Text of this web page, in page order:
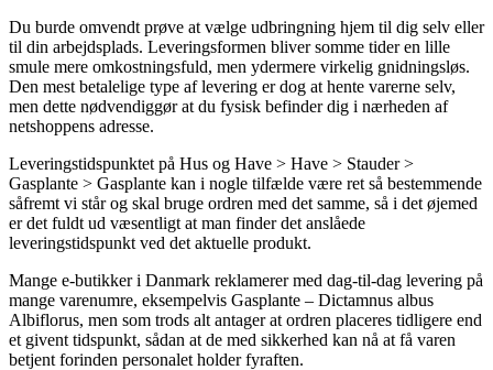
Du burde omvendt prøve at vælge udbringning hjem til dig selv eller
til din arbejdsplads. Leveringsformen bliver somme tider en lille
smule mere omkostningsfuld, men ydermere virkelig gnidningsløs.
Den mest betalelige type af levering er dog at hente varerne selv,
men dette nødvendiggør at du fysisk befinder dig i nærheden af
netshoppens adresse.
Leveringstidspunktet på Hus og Have > Have > Stauder >
Gasplante > Gasplante kan i nogle tilfælde være ret så bestemmende
såfremt vi står og skal bruge ordren med det samme, så i det øjemed
er det fuldt ud væsentligt at man finder det anslåede
leveringstidspunkt ved det aktuelle produkt.
Mange e-butikker i Danmark reklamerer med dag-til-dag levering på
mange varenumre, eksempelvis Gasplante – Dictamnus albus
Albiflorus, men som trods alt antager at ordren placeres tidligere end
et givent tidspunkt, sådan at de med sikkerhed kan nå at få varen
betjent forinden personalet holder fyraften.